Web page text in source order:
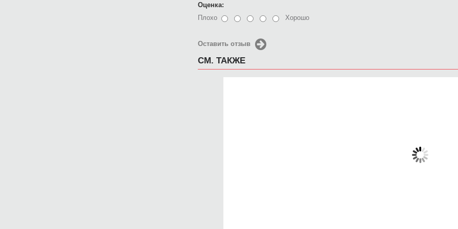
Оценка:
Плохо
Хорошо
Оставить отзыв
СМ. ТАКЖЕ